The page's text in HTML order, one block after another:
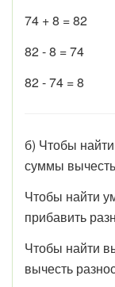
74 + 8 = 82
82 - 8 = 74
82 - 74 = 8
б) Чтобы
суммы
Чтобы найти
прибавить
Чтобы найти
вычесть